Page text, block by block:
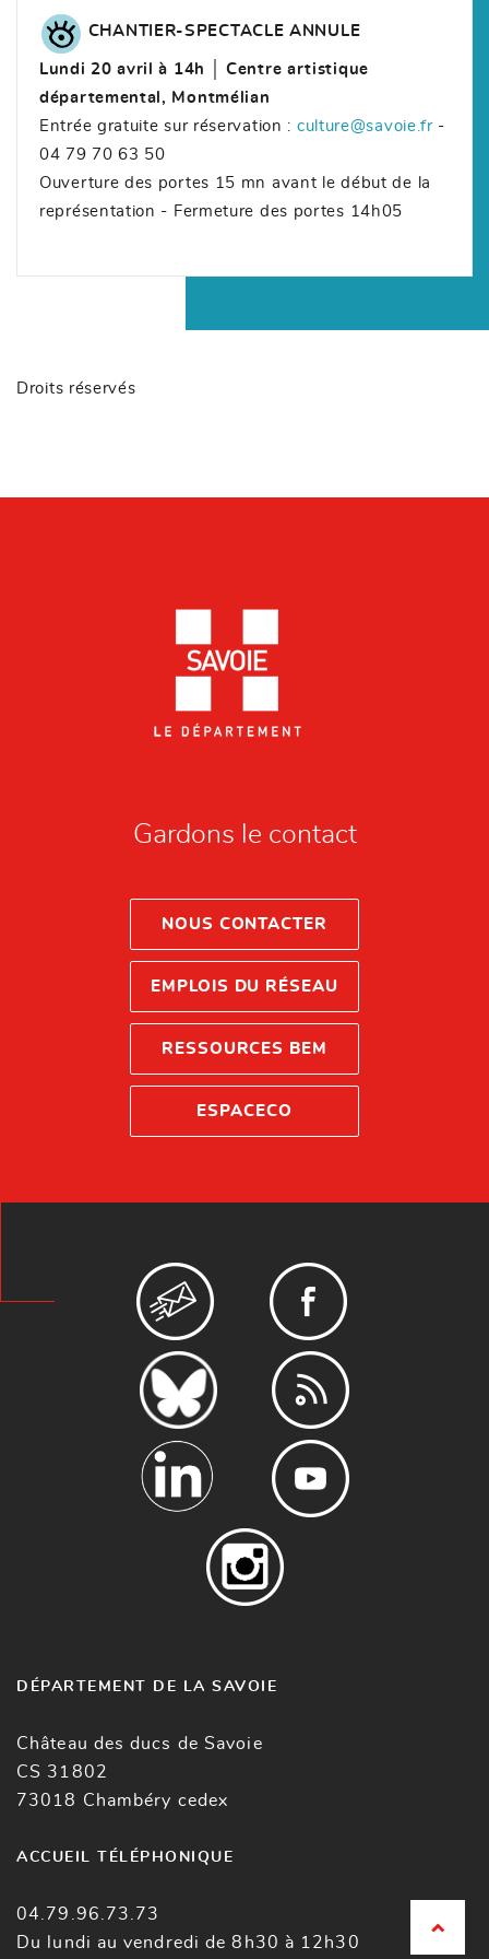
CHANTIER-SPECTACLE ANNULE
Lundi 20 avril à 14h │ Centre artistique
départemental, Montmélian
Entrée gratuite sur réservation : culture@savoie.fr-
04 79 70 63 50
Ouverture des portes 15 mn avant le début de la
représentation - Fermeture des portes 14h05
Droits réservés
Gardons le contact
NOUS CONTACTER
EMPLOIS DU RÉSEAU
RESSOURCES BEM
ESPACECO
DÉPARTEMENT DE LA SAVOIE
Château des ducs de Savoie
CS 31802
73018 Chambéry cedex
ACCUEIL TÉLÉPHONIQUE
04.79.96.73.73
Du lundi au vendredi de 8h30 à 12h30